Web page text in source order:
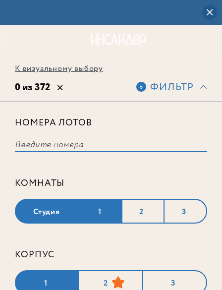
К визуальному выбору
0 из 372 6 ФИЛЬТР
НОМЕРА ЛОТОВ
КОМНАТЫ
Студия 1 2 3
КОРПУС
1 2 3
соответствует ни одного лота